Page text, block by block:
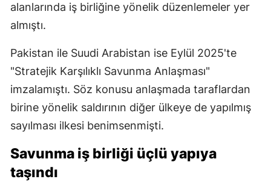
alanlarında iş birliğine yönelik düzenlemeler yer
almıştı.
Pakistan ile Suudi Arabistan ise Eylül 2025'te
"Stratejik Karşılıklı Savunma Anlaşması"
imzalamıştı. Söz konusu anlaşmada taraflardan
birine yönelik saldırının diğer ülkeye de yapılmış
sayılması ilkesi benimsenmişti.
Savunma iş birliği üçlü yapıya
taşındı